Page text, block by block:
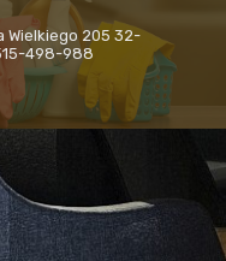
Wielkiego 205 32-
498-988